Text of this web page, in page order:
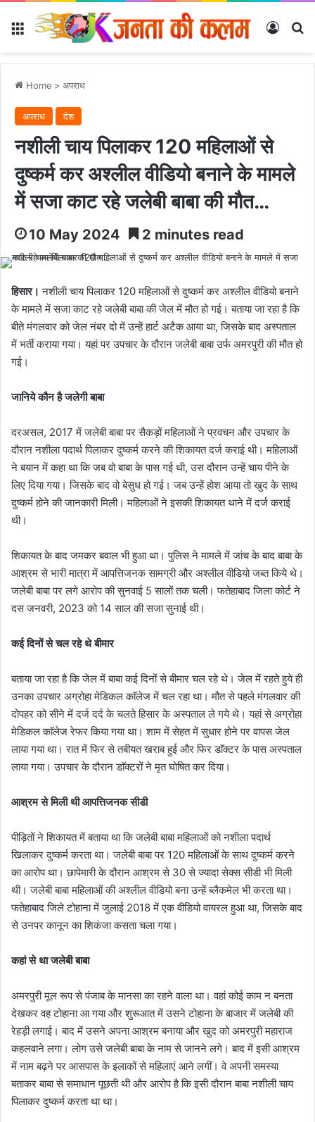
Menu Log In
Home > अपराध
अपराध देश
नशीली चाय पिलाकर 120 महिलाओं से
दुष्कर्म कर अश्लील वीडियो बनाने के मामले
में सजा काट रहे जलेबी बाबा की मौत…
10 May 2024 2 minutes read
हिसार। नशीली चाय पिलाकर 120 महिलाओं से दुष्कर्म कर अश्लील वीडियो बनाने
के मामले में सजा काट रहे जलेबी बाबा की जेल में मौत हो गई। बताया जा रहा है कि
बीते मंगलवार को जेल नंबर दो में उन्हें हार्ट अटैक आया था, जिसके बाद अस्पताल
में भर्ती कराया गया। यहां पर उपचार के दौरान जलेबी बाबा उर्फ अमरपुरी की मौत हो
गई।
जानिये कौन है जलेगी बाबा
दरअसल, 2017 में जलेबी बाबा पर सैकड़ों महिलाओं ने प्रवचन और उपचार के
दौरान नशीला पदार्थ पिलाकर दुष्कर्म करने की शिकायत दर्ज कराई थी। महिलाओं
ने बयान में कहा था कि जब वो बाबा के पास गई थी, उस दौरान उन्हें चाय पीने के
लिए दिया गया। जिसके बाद वो बेसुध हो गई। जब उन्हें होश आया तो खुद के साथ
दुष्कर्म होने की जानकारी मिली। महिलाओं ने इसकी शिकायत थाने में दर्ज कराई
थी।
शिकायत के बाद जमकर बवाल भी हुआ था। पुलिस ने मामले में जांच के बाद बाबा के
आश्रम से भारी मात्रा में आपत्तिजनक सामग्री और अश्लील वीडियो जब्त किये थे।
जलेबी बाबा पर लगे आरोप की सुनवाई 5 सालों तक चली। फतेहाबाद जिला कोर्ट ने
दस जनवरी, 2023 को 14 साल की सजा सुनाई थी।
कई दिनों से चल रहे थे बीमार
बताया जा रहा है कि जेल में बाबा कई दिनों से बीमार चल रहे थे। जेल में रहते हुये ही
उनका उपचार अग्रोहा मेडिकल काॅलेज में चल रहा था। मौत से पहले मंगलवार की
दोपहर को सीने में दर्ज दर्द के चलते हिसार के अस्पताल ले गये थे। यहां से अग्रोहा
मेडिकल काॅलेज रेफर किया गया था। शाम में सेहत में सुधार होने पर वापस जेल
लाया गया था। रात में फिर से तबीयत खराब हुई और फिर डाॅक्टर के पास अस्पताल
लाया गया। उपचार के दौरान डाॅक्टरों ने मृत घोषित कर दिया।
आश्रम से मिली थी आपत्तिजनक सीडी
पीड़ितों ने शिकायत में बताया था कि जलेबी बाबा महिलाओं को नशीला पदार्थ
खिलाकर दुष्कर्म करता था। जलेबी बाबा पर 120 महिलाओं के साथ दुष्कर्म करने
का आरोप था। छापेमारी के दौरान आश्रम से 30 से ज्यादा सेक्स सीडी भी मिली
थी। जलेबी बाबा महिलाओं की अश्लील वीडियो बना उन्हें ब्लैकमेल भी करता था।
फतेहाबाद जिले टोहाना में जुलाई 2018 में एक वीडियो वायरल हुआ था, जिसके बाद
से उनपर कानून का शिकंजा कसता चला गया।
कहां से था जलेबी बाबा
अमरपुरी मूल रूप से पंजाब के मानसा का रहने वाला था। वहां कोई काम न बनता
देखकर वह टोहाना आ गया और शुरूआत में उसने टोहाना के बाजार में जलेबी की
रेहड़ी लगाई। बाद में उसने अपना आश्रम बनाया और खुद को अमरपुरी महाराज
कहलवाने लगा। लोग उसे जलेबी बाबा के नाम से जानने लगे। बाद में इसी आश्रम
में नाम बढ़ने पर आसपास के इलाकों से महिलाएं आने लगीं। वे अपनी समस्या
बताकर बाबा से समाधान पूछती थी और आरोप है कि इसी दौरान बाबा नशीली चाय
पिलाकर दुष्कर्म करता था था।